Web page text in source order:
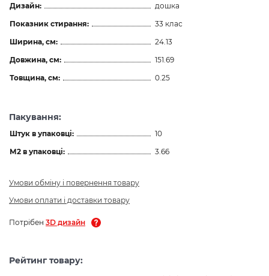
Дизайн:
дошка
Показник стирання:
33 клас
Ширина, см:
24.13
Довжина, см:
151.69
Товщина, см:
0.25
Пакування:
Штук в упаковці:
10
М2 в упаковці:
3.66
Умови обміну і повернення товару
Умови оплати і доставки товару
Потрібен 3D дизайн
Рейтинг товару: